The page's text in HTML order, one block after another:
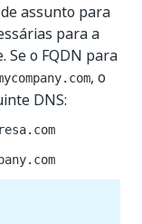
assunto para
para a
Se o FQDN para
, o
DNS: